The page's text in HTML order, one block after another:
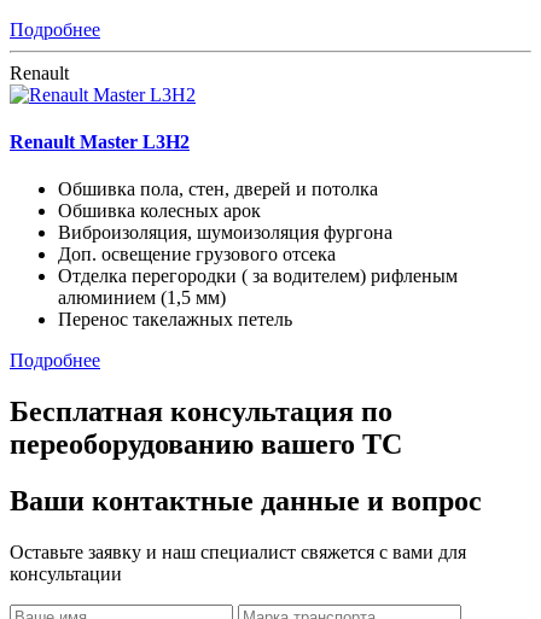
Подробнее
Renault
Renault Master L3H2
Обшивка пола, стен, дверей и потолка
Обшивка колесных арок
Виброизоляция, шумоизоляция фургона
Доп. освещение грузового отсека
Отделка перегородки ( за водителем) рифленым
алюминием (1,5 мм)
Перенос такелажных петель
Подробнее
Бесплатная консультация по
переоборудованию вашего ТС
Ваши контактные данные и вопрос
Оставьте заявку и наш специалист свяжется с вами для
консультации